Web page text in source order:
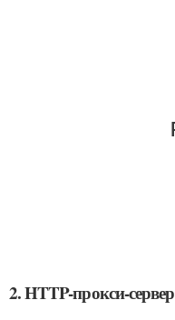
2. HTTP-прокси-сервер